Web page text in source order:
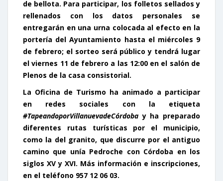
de bellota. Para participar, los folletos sellados y
rellenados con los datos personales se
entregarán en una urna colocada al efecto en la
portería del Ayuntamiento hasta el miércoles 9
de febrero; el sorteo será público y tendrá lugar
el viernes 11 de febrero a las 12:00 en el salón de
Plenos de la casa consistorial.
La Oficina de Turismo ha animado a participar
en redes sociales con la etiqueta
#TapeandoporVillanuevadeCórdobay ha preparado
diferentes rutas turísticas por el municipio,
como la del granito, que discurre por el antiguo
camino que unía Pedroche con Córdoba en los
siglos XV y XVI. Más información e inscripciones,
en el teléfono 957 12 06 03.